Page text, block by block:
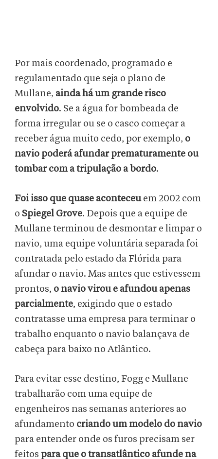
Por mais coordenado, programado e
regulamentado que seja o plano de
Mullane, ainda há um grande risco
envolvido. Se a água for bombeada de
forma irregular ou se o casco começar a
receber água muito cedo, por exemplo, o
navio poderá afundar prematuramente ou
tombar com a tripulação a bordo.
Foi isso que quase aconteceuem 2002 com
o Spiegel Grove. Depois que a equipe de
Mullane terminou de desmontar e limpar o
navio, uma equipe voluntária separada foi
contratada pelo estado da Flórida para
afundar o navio. Mas antes que estivessem
prontos, o navio virou e afundou apenas
parcialmente, exigindo que o estado
contratasse uma empresa para terminar o
trabalho enquanto o navio balançava de
cabeça para baixo no Atlântico.
Para evitar esse destino, Fogg e Mullane
trabalharão com uma equipe de
engenheiros nas semanas anteriores ao
afundamento criando um modelo do navio
para entender onde os furos precisam ser
feitos para que o transatlântico afunde na